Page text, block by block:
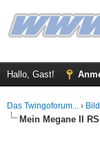
Hallo, Gast!
Das Twingoforum... ›
Mein Megane II RS